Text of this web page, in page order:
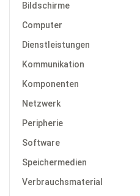
Bildschirme
Computer
Dienstleistungen
Kommunikation
Komponenten
Netzwerk
Peripherie
Software
Speichermedien
Verbrauchsmaterial